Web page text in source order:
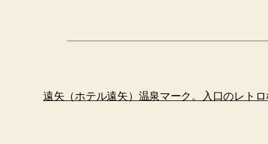
遠矢（ホテル遠矢）温泉マーク。入口のレトロ